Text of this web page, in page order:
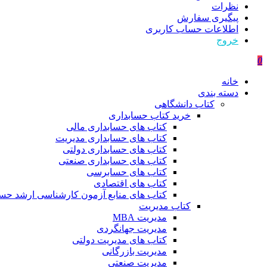
نظرات
پیگیری سفارش
اطلاعات حساب كاربری
خروج
0
خانه
دسته بندی
کتاب دانشگاهی
خرید کتاب حسابداری
کتاب های حسابداری مالی
کتاب های حسابداری مدیریت
کتاب های حسابداری دولتی
کتاب های حسابداری صنعتی
کتاب های حسابرسی
کتاب های اقتصادی
کتاب های منابع آزمون کارشناسی ارشد
کتاب مدیریت
مدیریت MBA
مدیریت جهانگردی
کتاب های مدیریت دولتی
مدیریت بازرگانی
مدیریت صنعتی